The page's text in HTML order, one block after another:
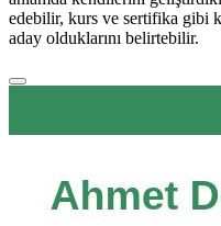
edebilir, kurs ve sertifika gibi
aday olduklarını belirtebilir.